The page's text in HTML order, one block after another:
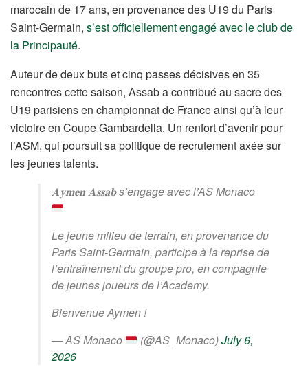
marocain de 17 ans, en provenance des U19 du Paris
Saint-Germain, s’est officiellement engagé avec le club de
la Principauté.
Auteur de deux buts et cinq passes décisives en 35
rencontres cette saison, Assab a contribué au sacre des
U19 parisiens en championnat de France ainsi qu’à leur
victoire en Coupe Gambardella. Un renfort d’avenir pour
l’ASM, qui poursuit sa politique de recrutement axée sur
les jeunes talents.
𝐀𝐲𝐦𝐞𝐧 𝐀𝐬𝐬𝐚𝐛 s’engage avec l’AS Monaco
Le jeune milieu de terrain, en provenance du
Paris Saint-Germain, participe à la reprise de
l’entraînement du groupe pro, en compagnie
de jeunes joueurs de l’Academy.
Bienvenue Aymen !
— AS Monaco
(@AS_Monaco)July 6,
2026